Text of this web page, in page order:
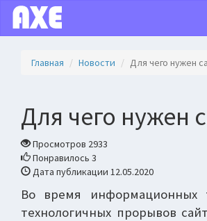
Главная Новости Для чего нужен
Для чего нужен
Просмотров 2933
Понравилось 3
Дата публикации 12.05.2020
Во время информационных
технологичных прорывов